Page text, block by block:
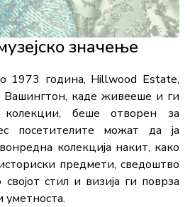
значење
1973 година, Hillwood Estate,
Вашингтон, каде живееше и ги
колекции, беше отворен за
посетителите можат да ја
колекција накит, како
предмети, сведоштво
стил и визија ги поврза
уметноста.